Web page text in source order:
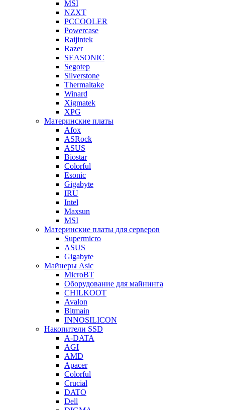
MSI
NZXT
PCCOOLER
Powercase
Raijintek
Razer
SEASONIC
Segotep
Silverstone
Thermaltake
Winard
Xigmatek
XPG
Материнские платы
Afox
ASRock
ASUS
Biostar
Colorful
Esonic
Gigabyte
IRU
Intel
Maxsun
MSI
Материнские платы для серверов
Supermicro
ASUS
Gigabyte
Майнеры Asic
MicroBT
Оборудование для майнинга
CHILKOOT
Avalon
Bitmain
INNOSILICON
Накопители SSD
A-DATA
AGI
AMD
Apacer
Colorful
Crucial
DATO
Dell